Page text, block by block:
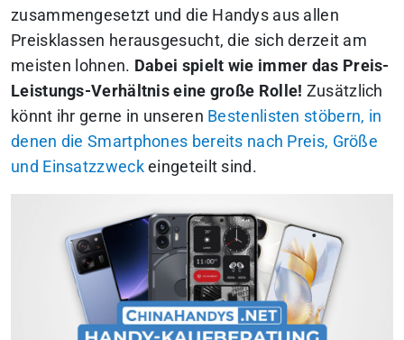
zusammengesetzt und die Handys aus allen
Preisklassen herausgesucht, die sich derzeit am
meisten lohnen. Dabei spielt wie immer das Preis-
Leistungs-Verhältnis eine große Rolle! Zusätzlich
könnt ihr gerne in unseren Bestenlisten stöbern, in
denen die Smartphones bereits nach Preis, Größe
und Einsatzzweckeingeteilt sind.